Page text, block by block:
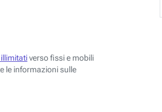
verso fissi e mobili
le informazioni sulle